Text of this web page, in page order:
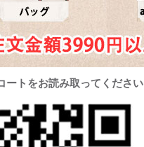
ートをお読み取ってください